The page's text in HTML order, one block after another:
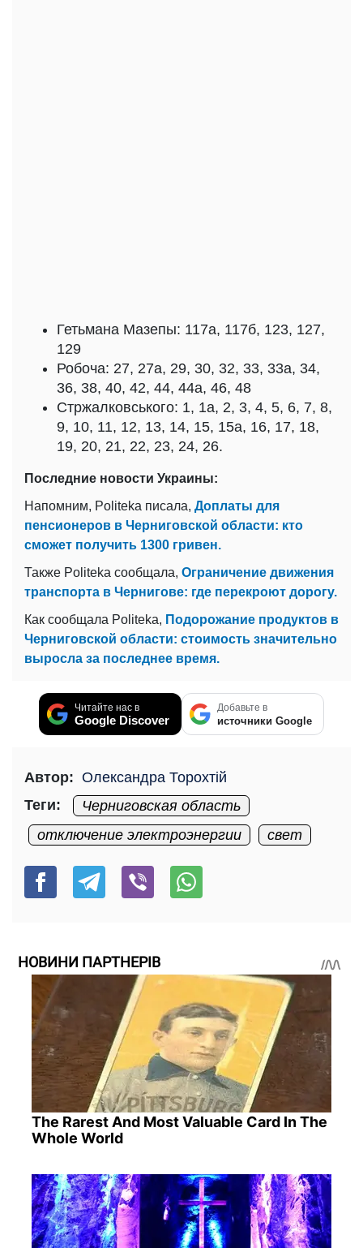
Гетьмана Мазепы: 117а, 117б, 123, 127,
129
Робоча: 27, 27а, 29, 30, 32, 33, 33а, 34,
36, 38, 40, 42, 44, 44а, 46, 48
Стржалковського: 1, 1а, 2, 3, 4, 5, 6, 7, 8,
9, 10, 11, 12, 13, 14, 15, 15а, 16, 17, 18,
19, 20, 21, 22, 23, 24, 26.
Последние новости Украины:
Напомним, Politeka писала, Доплаты для
пенсионеров в Черниговской области: кто
сможет получить 1300 гривен.
Также Politeka сообщала, Ограничение движения
транспорта в Чернигове: где перекроют дорогу.
Как сообщала Politeka, Подорожание продуктов в
Черниговской области: стоимость значительно
выросла за последнее время.
Читайте нас в
Google Discover
Добавьте в
источники Google
Автор: Олександра Торохтій
Теги:
Черниговская область
отключение электроэнергии
свет
НОВИНИ ПАРТНЕРІВ
The Rarest And Most Valuable Card In The
Whole World